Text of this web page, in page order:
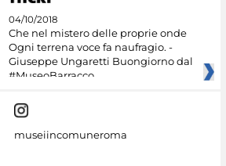
04/10/2018
Che nel mistero delle proprie onde
Ogni terrena voce fa naufragio. -
Giuseppe Ungaretti Buongiorno dal
#MuseoBarracco
museiincomuneroma